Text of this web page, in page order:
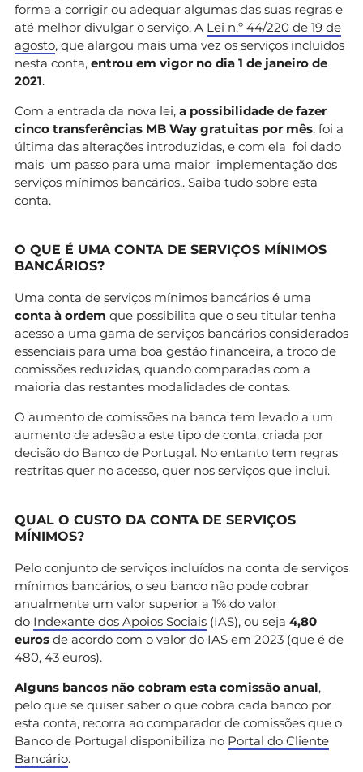
forma a corrigir ou adequar algumas das suas regras e
até melhor divulgar o serviço. A Lei n.º 44/220 de 19 de
agosto, que alargou mais uma vez os serviços incluídos
nesta conta, entrou em vigor no dia 1 de janeiro de
2021.
Com a entrada da nova lei, a possibilidade de fazer
cinco transferências MB Way gratuitas por mês, foi a
última das alterações introduzidas, e com ela foi dado
mais um passo para uma maior implementação dos
serviços mínimos bancários,. Saiba tudo sobre esta
conta.
O QUE É UMA CONTA DE SERVIÇOS MÍNIMOS
BANCÁRIOS?
Uma conta de serviços mínimos bancários é uma
conta à ordem que possibilita que o seu titular tenha
acesso a uma gama de serviços bancários considerados
essenciais para uma boa gestão financeira, a troco de
comissões reduzidas, quando comparadas com a
maioria das restantes modalidades de contas.
O aumento de comissões na banca tem levado a um
aumento de adesão a este tipo de conta, criada por
decisão do Banco de Portugal. No entanto tem regras
restritas quer no acesso, quer nos serviços que inclui.
QUAL O CUSTO DA CONTA DE SERVIÇOS
MÍNIMOS?
Pelo conjunto de serviços incluídos na conta de serviços
mínimos bancários, o seu banco não pode cobrar
anualmente um valor superior a 1% do valor
do Indexante dos Apoios Sociais (IAS), ou seja 4,80
euros de acordo com o valor do IAS em 2023 (que é de
480, 43 euros).
Alguns bancos não cobram esta comissão anual,
pelo que se quiser saber o que cobra cada banco por
esta conta, recorra ao comparador de comissões que o
Banco de Portugal disponibiliza no Portal do Cliente
Bancário.